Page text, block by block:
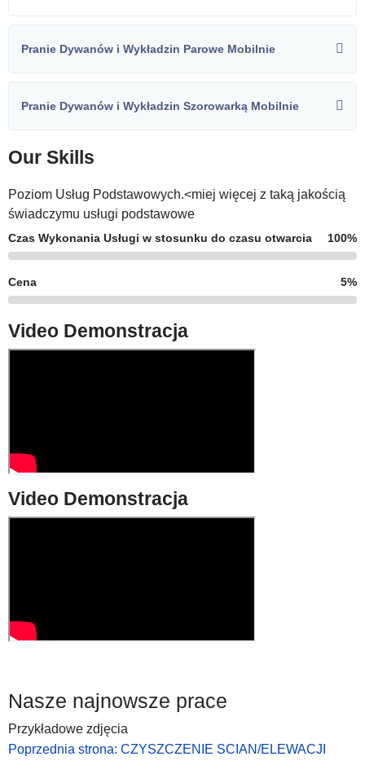
Pranie Dywanów i Wykładzin Parowe Mobilnie
Pranie Dywanów i Wykładzin Szorowarką Mobilnie
Our Skills
Poziom Usług Podstawowych.<miej więcej z taką jakością
świadczymu usługi podstawowe
Czas Wykonania Usługi w stosunku do czasu otwarcia 100%
Cena 5%
Video Demonstracja
Video Demonstracja
Nasze najnowsze prace
Przykładowe zdjęcia
Poprzednia strona: CZYSZCZENIE SCIAN/ELEWACJI